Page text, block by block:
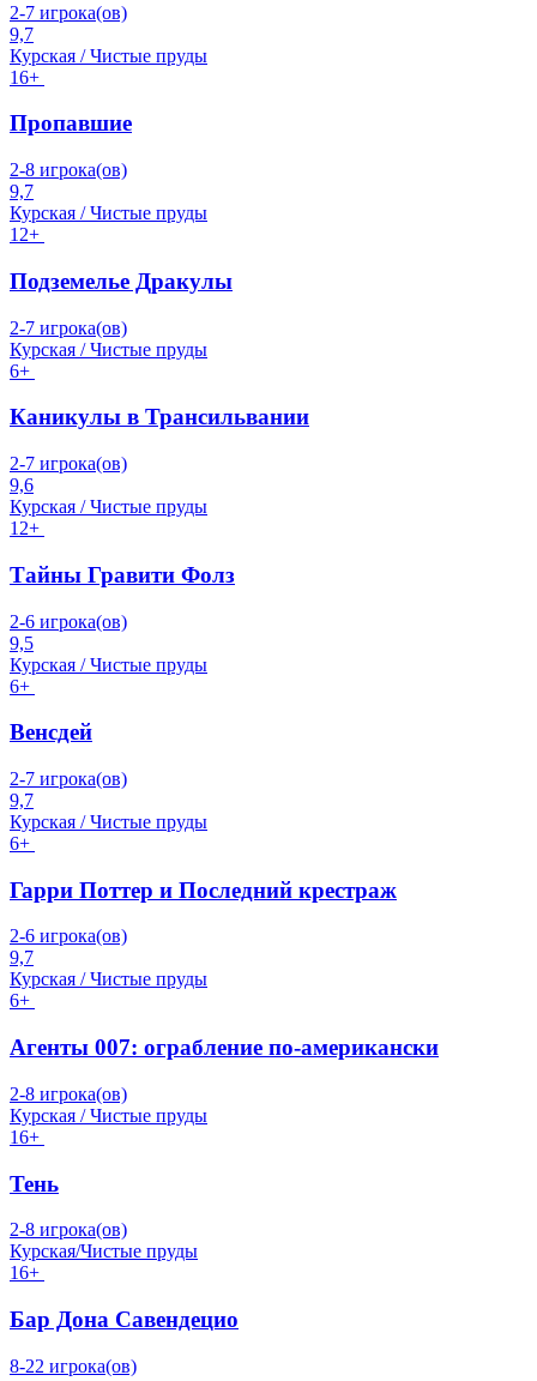
2-7 игрока(ов)
9,7
Курская / Чистые пруды
16+
Пропавшие
2-8 игрока(ов)
9,7
Курская / Чистые пруды
12+
Подземелье Дракулы
2-7 игрока(ов)
Курская / Чистые пруды
6+
Каникулы в Трансильвании
2-7 игрока(ов)
9,6
Курская / Чистые пруды
12+
Тайны Гравити Фолз
2-6 игрока(ов)
9,5
Курская / Чистые пруды
6+
Венсдей
2-7 игрока(ов)
9,7
Курская / Чистые пруды
6+
Гарри Поттер и Последний крестраж
2-6 игрока(ов)
9,7
Курская / Чистые пруды
6+
Агенты 007: ограбление по-американски
2-8 игрока(ов)
Курская / Чистые пруды
16+
Тень
2-8 игрока(ов)
Курская/Чистые пруды
16+
Бар Дона Савендецио
8-22 игрока(ов)